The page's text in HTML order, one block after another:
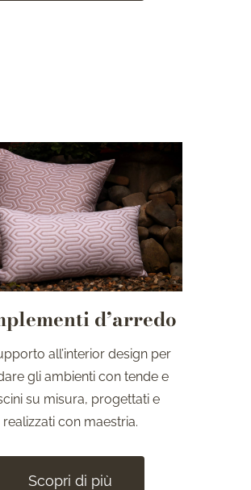
d’arredo
all’interior design per
gli ambienti con tende e
su misura, progettati e
realizzati con maestria.
Scopri di più